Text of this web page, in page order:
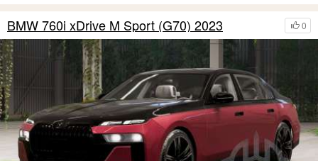
0
BMW 760i xDrive M Sport (G70) 2023